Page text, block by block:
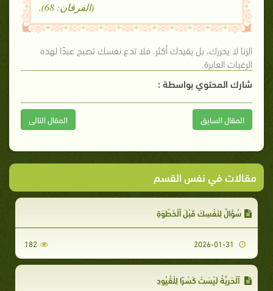
(الفرقان: 68).
الزنا لا يحررك، بل يقيدك أكثر. فلا تدع نفسك تصبح عبدًا لهذه
الرغبات العابرة.
شارك المحتوي بواسطة :
المقال السابق المقال التالى
مقالات في نفس القسم
سُؤَالٌ لِنَفْسِكَ قَبْلَ ٱلْخَطْوَةِ
182
ٱلْحَرِيَّةُ لَيْسَتْ كَسْرًا لِلْقُيُودِ